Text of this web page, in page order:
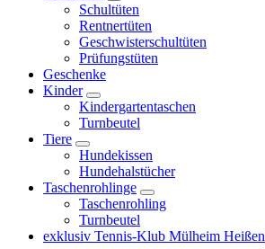
Schultüten
Rentnertüten
Geschwisterschultüten
Prüfungstüten
Geschenke
Kinder
Kindergartentaschen
Turnbeutel
Tiere
Hundekissen
Hundehalstücher
Taschenrohlinge
Taschenrohling
Turnbeutel
exklusiv Tennis-Klub Mülheim Heißen